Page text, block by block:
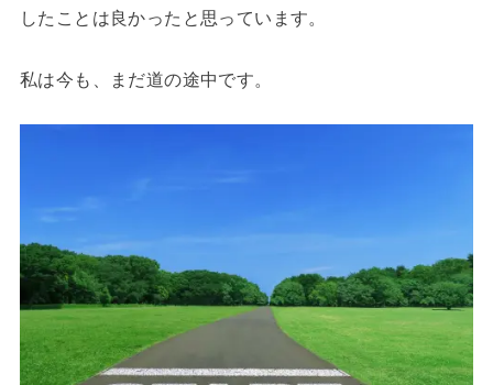
したことは良かったと思っています。
私は今も、まだ道の途中です。